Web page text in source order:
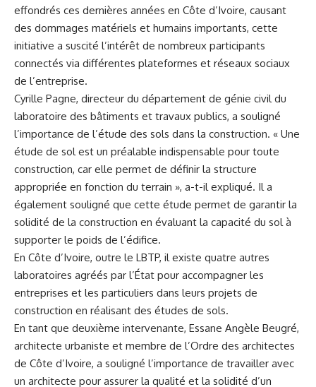
effondrés ces dernières années en‌ Côte d’Ivoire, causant
des dommages matériels ⁤et⁢ humains importants, cette
initiative a suscité l’intérêt de nombreux participants
connectés via ‌différentes⁣ plateformes ‌et réseaux sociaux
de l’entreprise.
Cyrille Pagne, directeur du‌ département ⁣de génie civil⁤ du
laboratoire des bâtiments et travaux publics, a souligné
l’importance de ⁤l’étude ⁤des sols dans la construction. « Une
étude de sol est​ un préalable indispensable pour toute
construction, car elle permet de définir la structure
appropriée en fonction du⁢ terrain », a-t-il expliqué. Il a
également souligné que cette étude permet de garantir la
solidité de la construction en évaluant la capacité du sol à
supporter le poids de l’édifice.
En Côte d’Ivoire, outre le LBTP, ⁤il existe quatre ​autres
laboratoires agréés par l’État pour accompagner les
entreprises et les particuliers dans leurs projets de
construction en réalisant⁣ des études de sols.
En tant que deuxième intervenante, Essane Angèle⁢ Beugré,
architecte ⁤urbaniste et ‍membre de l’Ordre des architectes
de Côte d’Ivoire, a souligné l’importance de ⁢travailler avec
⁣un architecte pour assurer la qualité ‌et la⁢ solidité d’un